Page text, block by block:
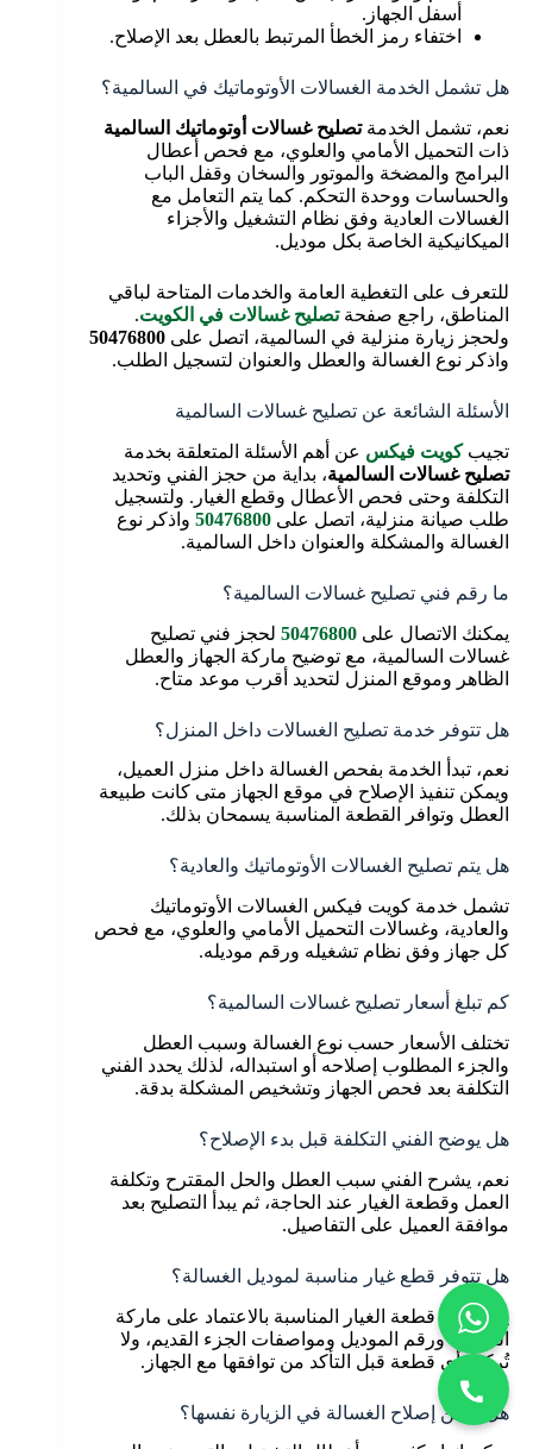
أسفل الجهاز.
اختفاء رمز الخطأ المرتبط بالعطل بعد الإصلاح.
هل تشمل الخدمة الغسالات الأوتوماتيك في السالمية؟
نعم، تشمل الخدمةتصليح غسالات أوتوماتيك السالمية
ذات التحميل الأمامي والعلوي، مع فحص أعطال
البرامج والمضخة والموتور والسخان وقفل الباب
والحساسات ووحدة التحكم. كما يتم التعامل مع
الغسالات العادية وفق نظام التشغيل والأجزاء
الميكانيكية الخاصة بكل موديل.
للتعرف على التغطية العامة والخدمات المتاحة لباقي
المناطق، راجع صفحةتصليح غسالات في الكويت.
ولحجز زيارة منزلية في السالمية، اتصل على 50476800
واذكر نوع الغسالة والعطل والعنوان لتسجيل الطلب.
الأسئلة الشائعة عن تصليح غسالات السالمية
تجيبكويت فيكس عن أهم الأسئلة المتعلقة بخدمة
تصليح غسالات السالمية، بداية من حجز الفني وتحديد
التكلفة وحتى فحص الأعطال وقطع الغيار. ولتسجيل
طلب صيانة منزلية، اتصل على 50476800 واذكر نوع
الغسالة والمشكلة والعنوان داخل السالمية.
ما رقم فني تصليح غسالات السالمية؟
يمكنك الاتصال على 50476800 لحجز فني تصليح
غسالات السالمية، مع توضيح ماركة الجهاز والعطل
الظاهر وموقع المنزل لتحديد أقرب موعد متاح.
هل تتوفر خدمة تصليح الغسالات داخل المنزل؟
نعم، تبدأ الخدمة بفحص الغسالة داخل منزل العميل،
ويمكن تنفيذ الإصلاح في موقع الجهاز متى كانت طبيعة
العطل وتوافر القطعة المناسبة يسمحان بذلك.
هل يتم تصليح الغسالات الأوتوماتيك والعادية؟
تشمل خدمة كويت فيكس الغسالات الأوتوماتيك
والعادية، وغسالات التحميل الأمامي والعلوي، مع فحص
كل جهاز وفق نظام تشغيله ورقم موديله.
كم تبلغ أسعار تصليح غسالات السالمية؟
تختلف الأسعار حسب نوع الغسالة وسبب العطل
والجزء المطلوب إصلاحه أو استبداله، لذلك يحدد الفني
التكلفة بعد فحص الجهاز وتشخيص المشكلة بدقة.
هل يوضح الفني التكلفة قبل بدء الإصلاح؟
نعم، يشرح الفني سبب العطل والحل المقترح وتكلفة
العمل وقطعة الغيار عند الحاجة، ثم يبدأ التصليح بعد
موافقة العميل على التفاصيل.
هل تتوفر قطع غيار مناسبة لموديل الغسالة؟
يتم تحديد قطعة الغيار المناسبة بالاعتماد على ماركة
الغسالة ورقم الموديل ومواصفات الجزء القديم، ولا
تُركب أي قطعة قبل التأكد من توافقها مع الجهاز.
هل يمكن إصلاح الغسالة في الزيارة نفسها؟